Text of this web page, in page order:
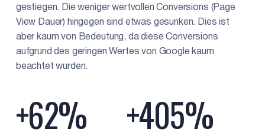
gestiegen. Die weniger wertvollen Conversions (Page
View Dauer) hingegen sind etwas gesunken. Dies ist
aber kaum von Bedeutung, da diese Conversions
aufgrund des geringen Wertes von Google kaum
beachtet wurden.
+62% +405%